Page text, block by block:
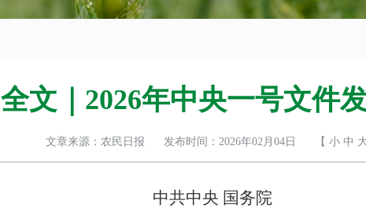
全文｜2026年中央一号文件
文章来源：农民日报 发布时间：2026年02月04日 【 小 中
中共中央 国务院